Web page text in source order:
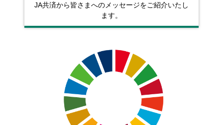
JA共済から皆さまへのメッセージをご紹介いたし
ます。